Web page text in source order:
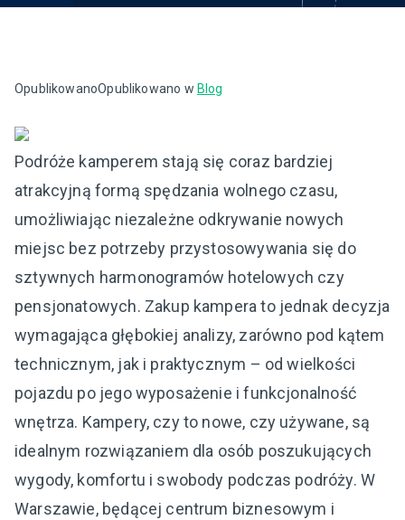
OpublikowanoOpublikowano w Blog
Podróże kamperem stają się coraz bardziej
atrakcyjną formą spędzania wolnego czasu,
umożliwiając niezależne odkrywanie nowych
miejsc bez potrzeby przystosowywania się do
sztywnych harmonogramów hotelowych czy
pensjonatowych. Zakup kampera to jednak decyzja
wymagająca głębokiej analizy, zarówno pod kątem
technicznym, jak i praktycznym – od wielkości
pojazdu po jego wyposażenie i funkcjonalność
wnętrza. Kampery, czy to nowe, czy używane, są
idealnym rozwiązaniem dla osób poszukujących
wygody, komfortu i swobody podczas podróży. W
Warszawie, będącej centrum biznesowym i